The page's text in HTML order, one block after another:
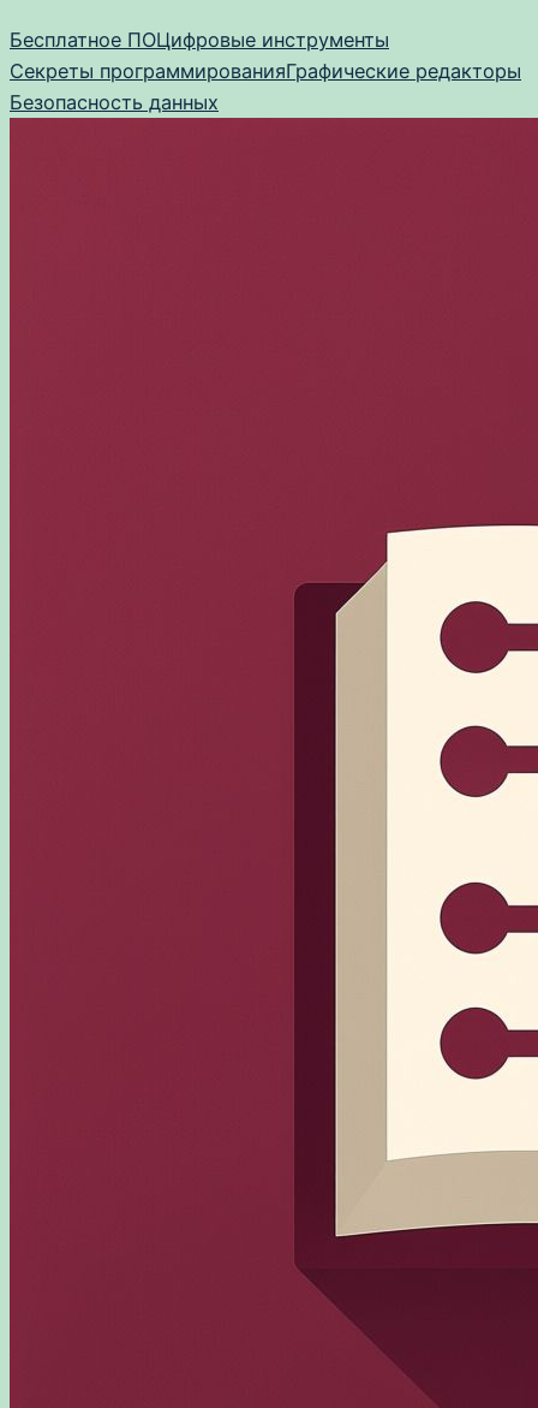
к
содержимому
Бесплатное ПОЦифровые инструменты
Секреты программированияГрафические редакторы
Безопасность данных